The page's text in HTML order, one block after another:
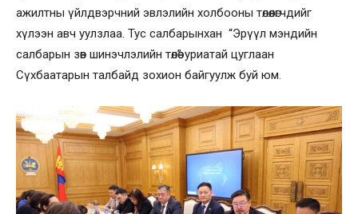
ажилтны үйлдвэрчний эвлэлийн холбооны төлөөлөгчдийг
хүлээн авч уулзлаа. Тус салбарынхан “Эрүүл мэндийн
салбарын зөв шинэчлэлийн төлөө” уриатай цуглаан
Сүхбаатарын талбайд зохион байгуулж буй юм.